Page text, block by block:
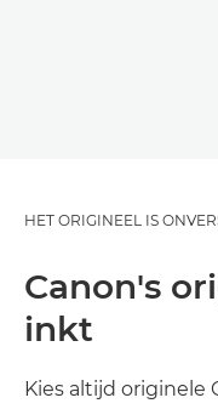
HET ORIGINEEL IS
Canon's
inkt
Kies altijd originele